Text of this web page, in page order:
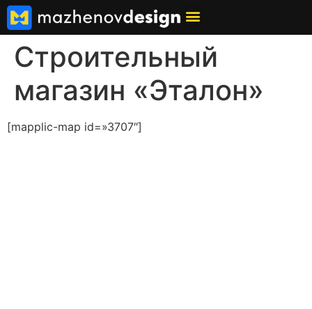
Строительный
магазин «Эталон»
[mapplic-map id=»3707″]